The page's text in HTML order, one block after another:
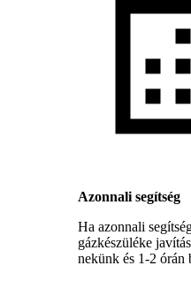
Azonnali segítség
Ha azonnali
gázkészüléke
nekünk és 1-2 órán